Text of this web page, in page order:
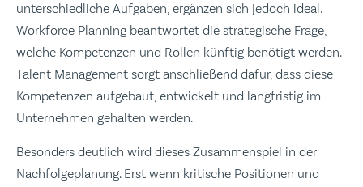
unterschiedliche Aufgaben, ergänzen sich jedoch ideal.
Workforce Planning beantwortet die strategische Frage,
welche Kompetenzen und Rollen künftig benötigt werden.
Talent Management sorgt anschließend dafür, dass diese
Kompetenzen aufgebaut, entwickelt und langfristig im
Unternehmen gehalten werden.
Besonders deutlich wird dieses Zusammenspiel in der
Nachfolgeplanung. Erst wenn kritische Positionen und